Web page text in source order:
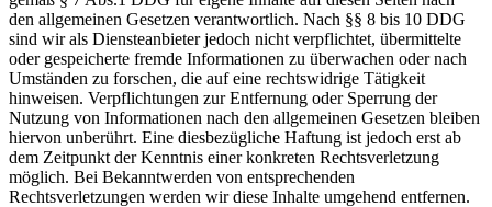
den allgemeinen Gesetzen verantwortlich. Nach §§ 8 bis 10 DDG
sind wir als Diensteanbieter jedoch nicht verpflichtet, übermittelte
oder gespeicherte fremde Informationen zu überwachen oder nach
Umständen zu forschen, die auf eine rechtswidrige Tätigkeit
hinweisen. Verpflichtungen zur Entfernung oder Sperrung der
Nutzung von Informationen nach den allgemeinen Gesetzen bleiben
hiervon unberührt. Eine diesbezügliche Haftung ist jedoch erst ab
dem Zeitpunkt der Kenntnis einer konkreten Rechtsverletzung
möglich. Bei Bekanntwerden von entsprechenden
Rechtsverletzungen werden wir diese Inhalte umgehend entfernen.